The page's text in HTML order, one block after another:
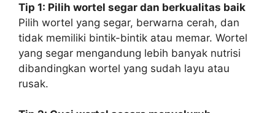
Tip 1: Pilih wortel segar dan berkualitas baik
Pilih wortel yang segar, berwarna cerah, dan
tidak memiliki bintik-bintik atau memar. Wortel
yang segar mengandung lebih banyak nutrisi
dibandingkan wortel yang sudah layu atau
rusak.